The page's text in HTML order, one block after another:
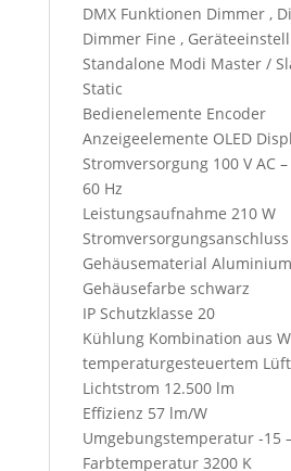
DMX Funktionen Dimmer ,
Dimmer Fine ,
Standalone Modi Master /
Static
Bedienelemente Encoder
Anzeigeelemente OLED
Stromversorgung 100 V AC –
60 Hz
Leistungsaufnahme 210 W
Gehäusematerial
Gehäusefarbe schwarz
IP Schutzklasse 20
Kühlung Kombination aus
temperaturgesteuertem
Lichtstrom 12.500 lm
Effizienz 57 lm/W
Umgebungstemperatur -15
Farbtemperatur 3200 K